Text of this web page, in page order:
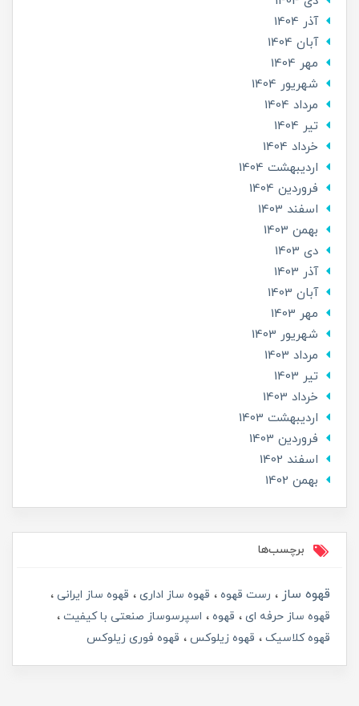
آذر 1404
آبان 1404
مهر 1404
شهریور 1404
مرداد 1404
تير 1404
خرداد 1404
ارديبهشت 1404
فروردین 1404
اسفند 1403
بهمن 1403
دی 1403
آذر 1403
آبان 1403
مهر 1403
شهریور 1403
مرداد 1403
تير 1403
خرداد 1403
ارديبهشت 1403
فروردین 1403
اسفند 1402
بهمن 1402
برچسب‌ها
قهوه ساز رست قهوه قهوه ساز اداری
قهوه ساز ایرانی
قهوه ساز حرفه ای
قهوه
اسپرسوساز صنعتی با کیفیت
قهوه کلاسیک
قهوه زیلوکس قهوه فوری زیلوکس